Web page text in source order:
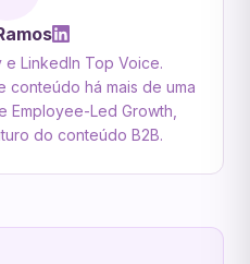
LinkedIn Top Voice.
conteúdo há mais de uma
Led Growth,
do conteúdo B2B.